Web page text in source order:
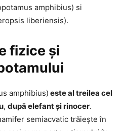
amphibius) si
liberiensis).
fizice și
amphibius) este al treilea cel
, după elefant și rinocer.
semiacvatic trăiește în